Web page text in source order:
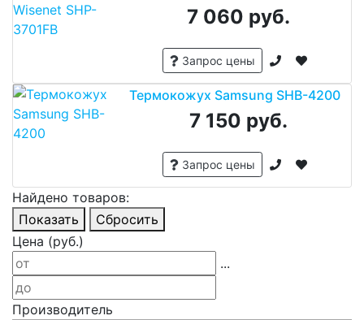
7 060 руб.
Запрос цены
Термокожух Samsung SHB-4200
7 150 руб.
Запрос цены
Найдено товаров:
Показать
Сбросить
Цена (руб.)
...
Производитель